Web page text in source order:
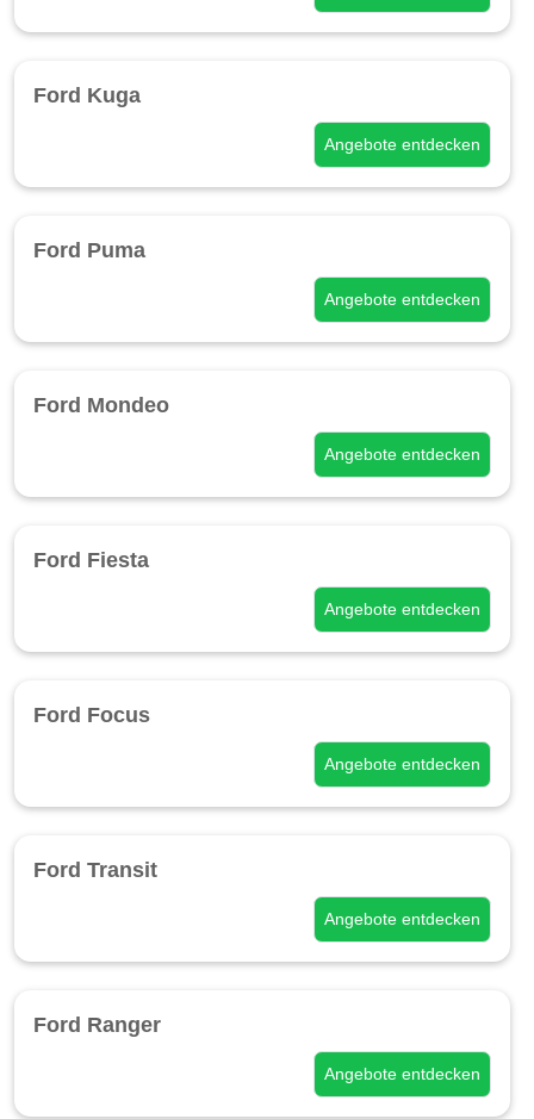
Ford Kuga
Angebote entdecken
Ford Puma
Angebote entdecken
Ford Mondeo
Angebote entdecken
Ford Fiesta
Angebote entdecken
Ford Focus
Angebote entdecken
Ford Transit
Angebote entdecken
Ford Ranger
Angebote entdecken